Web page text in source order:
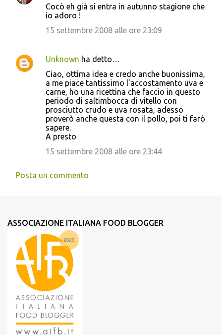
Cocò eh già si entra in autunno stagione che
io adoro !
15 settembre 2008 alle ore 23:09
Unknown ha detto…
Ciao, ottima idea e credo anche buonissima,
a me piace tantissimo l'accostamento uva e
carne, ho una ricettina che faccio in questo
periodo di saltimbocca di vitello con
prosciutto crudo e uva rosata, adesso
proverò anche questa con il pollo, poi ti farò
sapere.
A presto
15 settembre 2008 alle ore 23:44
Posta un commento
ASSOCIAZIONE ITALIANA FOOD BLOGGER